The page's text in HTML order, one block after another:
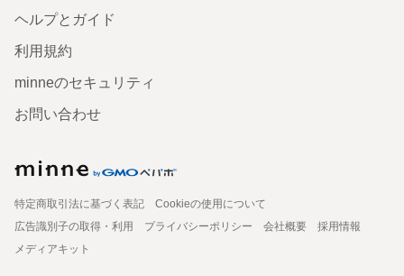
ヘルプとガイド
利用規約
minneのセキュリティ
お問い合わせ
特定商取引法に基づく表記
Cookieの使用について
広告識別子の取得・利用
プライバシーポリシー 会社概要
採用情報
メディアキット